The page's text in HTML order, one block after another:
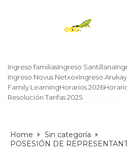
Ingreso familiasIngreso Santillana
Ingreso Novus NetxoxIngreso Arukay
Family LearningHorarios 2026
Resolución Tarifas 2025
Home
Sin categoría
POSESIÓN DE